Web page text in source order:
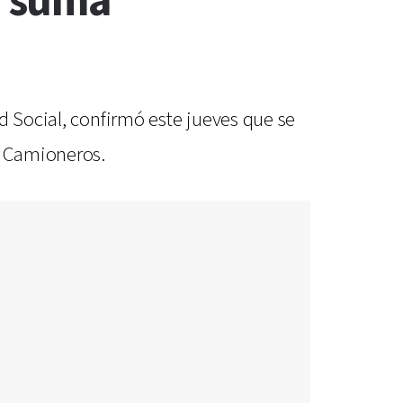
Social, confirmó este jueves que se